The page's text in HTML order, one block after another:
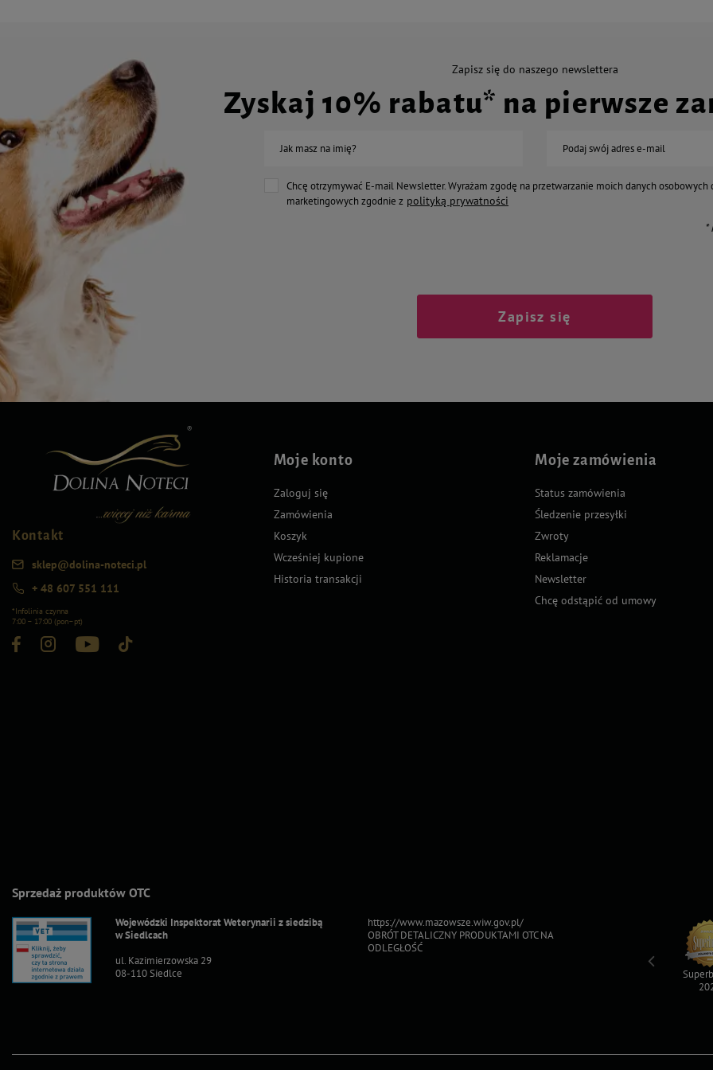
Zapisz się do naszego newslettera
Zyskaj 10% rabatu* na pierwsze
Jak masz na imię? Podaj swój adres e-mail
Chcę otrzymywać E-mail Newsletter. Wyrażam zgodę na przetwarzanie moich danych osobowych
marketingowych zgodnie z polityką prywatności
*
Zapisz się
Kontakt
sklep@dolina-noteci.pl
+ 48 607 551 111
*Infolinia czynna
7:00 – 17:00 (pon–pt)
Moje konto
Zaloguj się
Zamówienia
Koszyk
Wcześniej kupione
Historia transakcji
Moje zamówienia
Status zamówienia
Śledzenie przesyłki
Zwroty
Reklamacje
Newsletter
Chcę odstąpić od umowy
Sprzedaż produktów OTC
Wojewódzki Inspektorat Weterynarii z siedzibą
w Siedlcach
ul. Kazimierzowska 29
08-110 Siedlce
https://www.mazowsze.wiw.gov.pl/
OBRÓT DETALICZNY PRODUKTAMI OTC NA
ODLEGŁOŚĆ